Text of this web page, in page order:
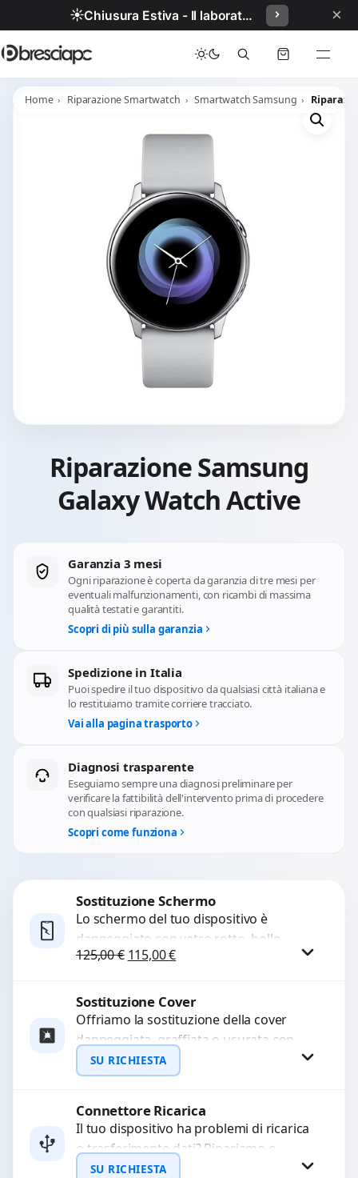
☀️ Chiusura Estiva - Il laboratorio resterà chiuso per ferie dal 29/06/2026 al 05/07/2026 compresi. ×
Home Riparazione Smartwatch Smartwatch Samsung
Riparazione Samsung
Galaxy Watch Active
Garanzia 3 mesi
Ogni riparazione è coperta da garanzia di tre mesi per
eventuali malfunzionamenti, con ricambi di massima
qualità testati e garantiti.
Scopri di più sulla garanzia
Spedizione in Italia
Puoi spedire il tuo dispositivo da qualsiasi città italiana e
lo restituiamo tramite corriere tracciato.
Vai alla pagina trasporto
Diagnosi trasparente
Eseguiamo sempre una diagnosi preliminare per
verificare la fattibilità dell'intervento prima di procedere
con qualsiasi riparazione.
Scopri come funziona
Sostituzione Schermo
Lo schermo del tuo dispositivo è
danneggiato con vetro rotto, bolle,
macchie, schermo nero o pixel morti?
125,00€ Il prezzo originale era: 125,00 €.
115,00€Il prezzo attuale è: 115,00 €.
Procedi
Sostituzione Cover
Offriamo la sostituzione della cover
danneggiata, graffiata o usurata con
ricambi di alta qualità e garantiti.
Ripristiniamo l’aspetto estetico e...
SU RICHIESTA
Richiedi Preventivo
WhatsApp
Connettore Ricarica
Il tuo dispositivo ha problemi di ricarica
o trasferimento dati? Ripariamo o
sostituiamo connettori di ricarica guasti,
SU RICHIESTA